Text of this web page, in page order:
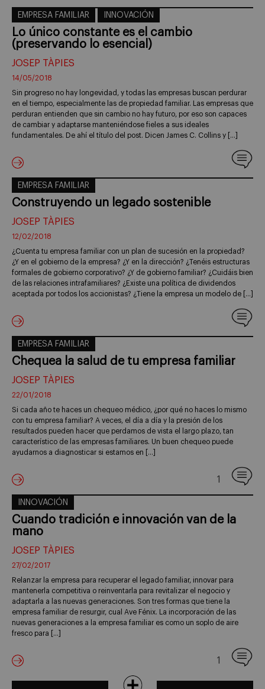
EMPRESA FAMILIAR INNOVACIÓN
Lo único constante es el cambio
(preservando lo esencial)
JOSEP TÀPIES
14/05/2018
Sin progreso no hay longevidad, y todas las empresas buscan perdurar
en el tiempo, especialmente las de propiedad familiar. Las empresas que
perduran entienden que sin cambio no hay futuro, por eso son capaces
de cambiar y adaptarse manteniéndose fieles a sus ideales
fundamentales. De ahí el título del post. Dicen James C. Collins y […]
EMPRESA FAMILIAR
Construyendo un legado sostenible
JOSEP TÀPIES
12/02/2018
¿Cuenta tu empresa familiar con un plan de sucesión en la propiedad?
¿Y en el gobierno de la empresa? ¿Y en la dirección? ¿Tenéis estructuras
formales de gobierno corporativo? ¿Y de gobierno familiar? ¿Cuidáis bien
de las relaciones intrafamiliares? ¿Existe una política de dividendos
aceptada por todos los accionistas? ¿Tiene la empresa un modelo de […]
EMPRESA FAMILIAR
Chequea la salud de tu empresa familiar
JOSEP TÀPIES
22/01/2018
Si cada año te haces un chequeo médico, ¿por qué no haces lo mismo
con tu empresa familiar? A veces, el día a día y la presión de los
resultados pueden hacer que perdamos de vista el largo plazo, tan
característico de las empresas familiares. Un buen chequeo puede
ayudarnos a diagnosticar si estamos en […]
1
INNOVACIÓN
Cuando tradición e innovación van de la
mano
JOSEP TÀPIES
27/02/2017
Relanzar la empresa para recuperar el legado familiar, innovar para
mantenerla competitiva o reinventarla para revitalizar el negocio y
adaptarla a las nuevas generaciones. Son tres formas que tiene la
empresa familiar de resurgir, cual Ave Fénix. La incorporación de las
nuevas generaciones a la empresa familiar es como un soplo de aire
fresco para […]
1